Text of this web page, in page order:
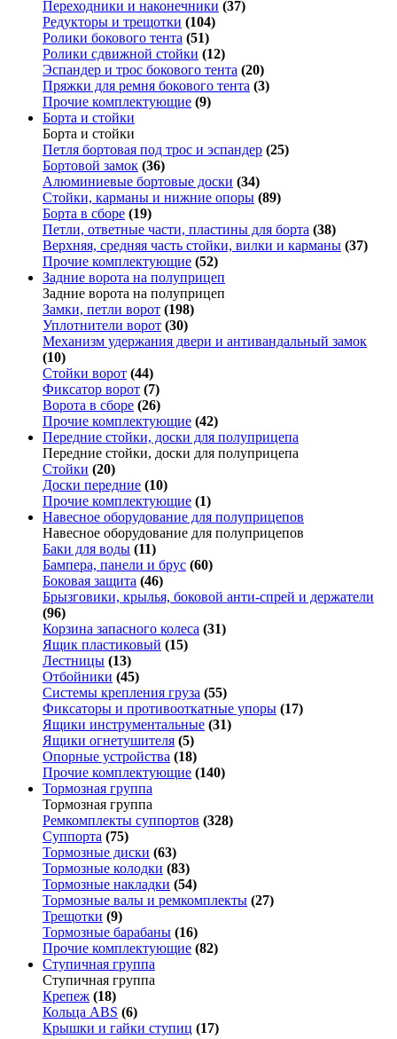
Переходники и наконечники (37)
Редукторы и трещотки (104)
Ролики бокового тента (51)
Ролики сдвижной стойки (12)
Эспандер и трос бокового тента (20)
Пряжки для ремня бокового тента (3)
Прочие комплектующие (9)
Борта и стойки
Борта и стойки
Петля бортовая под трос и эспандер (25)
Бортовой замок (36)
Алюминиевые бортовые доски (34)
Стойки, карманы и нижние опоры (89)
Борта в сборе (19)
Петли, ответные части, пластины для борта (38)
Верхняя, средняя часть стойки, вилки и карманы (37)
Прочие комплектующие (52)
Задние ворота на полуприцеп
Задние ворота на полуприцеп
Замки, петли ворот (198)
Уплотнители ворот (30)
Механизм удержания двери и антивандальный замок
(10)
Стойки ворот (44)
Фиксатор ворот (7)
Ворота в сборе (26)
Прочие комплектующие (42)
Передние стойки, доски для полуприцепа
Передние стойки, доски для полуприцепа
Стойки (20)
Доски передние (10)
Прочие комплектующие (1)
Навесное оборудование для полуприцепов
Навесное оборудование для полуприцепов
Баки для воды (11)
Бампера, панели и брус (60)
Боковая защита (46)
Брызговики, крылья, боковой анти-спрей и держатели
(96)
Корзина запасного колеса (31)
Ящик пластиковый (15)
Лестницы (13)
Отбойники (45)
Системы крепления груза (55)
Фиксаторы и противооткатные упоры (17)
Ящики инструментальные (31)
Ящики огнетушителя (5)
Опорные устройства (18)
Прочие комплектующие (140)
Тормозная группа
Тормозная группа
Ремкомплекты суппортов (328)
Суппорта (75)
Тормозные диски (63)
Тормозные колодки (83)
Тормозные накладки (54)
Тормозные валы и ремкомплекты (27)
Трещотки (9)
Тормозные барабаны (16)
Прочие комплектующие (82)
Ступичная группа
Ступичная группа
Крепеж (18)
Кольца ABS (6)
Крышки и гайки ступиц (17)